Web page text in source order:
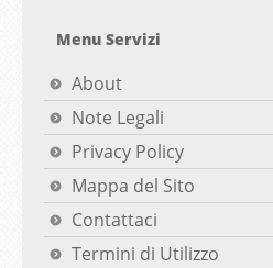
Menu Servizi
About
Note Legali
Privacy Policy
Mappa del Sito
Contattaci
Termini di Utilizzo